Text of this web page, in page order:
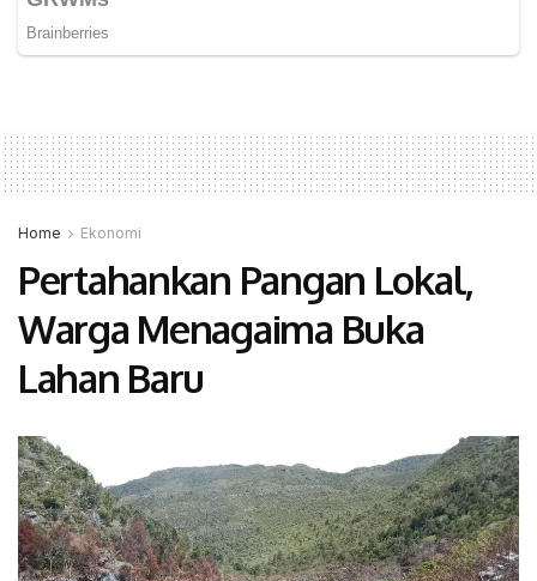
Home Ekonomi
Pertahankan Pangan Lokal,
Warga Menagaima Buka
Lahan Baru